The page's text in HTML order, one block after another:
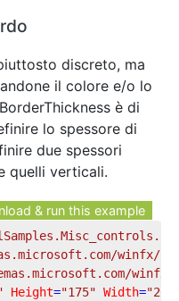
discreto, ma
il colore e/o lo
è di
lo spessore di
due spessori
quelli verticali.
& run this example
winfx/
winfx/
Height="175" Width=